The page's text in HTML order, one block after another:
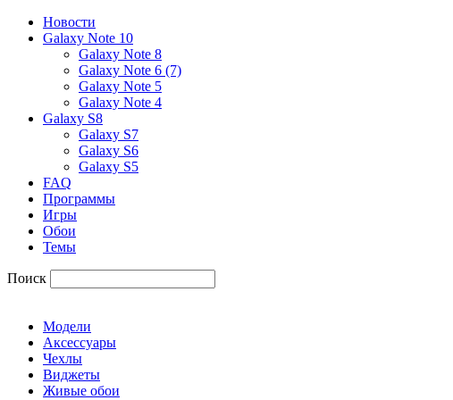
Новости
Galaxy Note 10
Galaxy Note 8
Galaxy Note 6 (7)
Galaxy Note 5
Galaxy Note 4
Galaxy S8
Galaxy S7
Galaxy S6
Galaxy S5
FAQ
Программы
Игры
Обои
Темы
Поиск
Модели
Аксессуары
Чехлы
Виджеты
Живые обои